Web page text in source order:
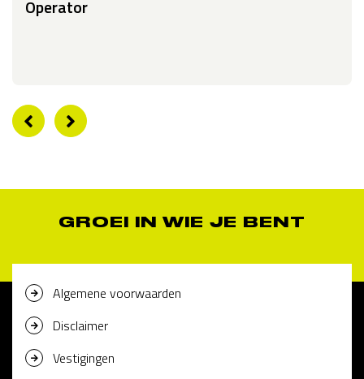
Operator
GROEI IN WIE JE BENT
Algemene voorwaarden
Disclaimer
Vestigingen